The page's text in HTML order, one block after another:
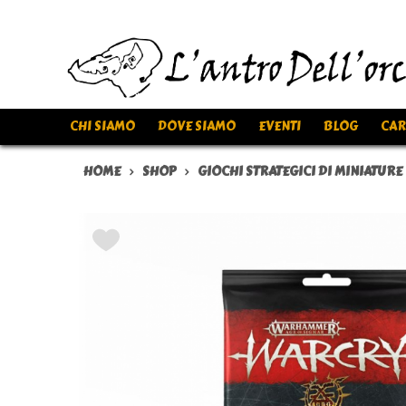
CHI SIAMO DOVE SIAMO EVENTI BLOG
HOME SHOP GIOCHI STRATEGICI DI MINIATURE